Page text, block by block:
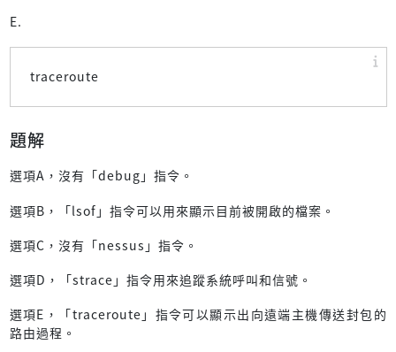
E.
traceroute
題解
選項A，沒有「debug」指令。
選項B，「lsof」指令可以用來顯示目前被開啟的檔案。
選項C，沒有「nessus」指令。
選項D，「strace」指令用來追蹤系統呼叫和信號。
選項E，「traceroute」指令可以顯示出向遠端主機傳送封包的
路由過程。